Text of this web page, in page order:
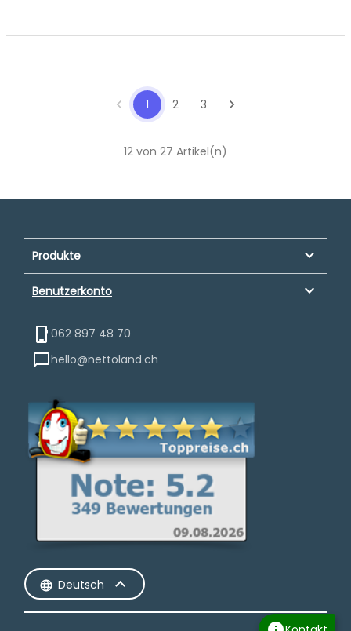
chevron_left 1 2 3 chevron_right
12 von 27 Artikel(n)
Produkte keyboard_arrow_down
Benutzerkonto keyboard_arrow_down
062 897 48 70
hello@nettoland.ch
Deutsch